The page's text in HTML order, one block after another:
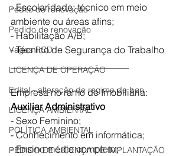
Pedito de renovação
Pedido de renovação
Vagas PCD
LICENÇA DE OPERAÇÃO
Edital - alteração de regime de ben
LICENÇA AMBIENTAL
POLÍTICA AMBIENTAL
PEDIDO DE LICENÇA DE IMPLANTAÇÃO
- Escolaridade: técnico em meio
ambiente ou áreas afins;
- Habilitação A/B;
- Técnico de Segurança do Trabalho
_________________________
Empresa no ramo de Imobiliária:
Auxiliar Administrativo
- Sexo Feminino;
- Conhecimento em informática;
- Ensino médio completo;